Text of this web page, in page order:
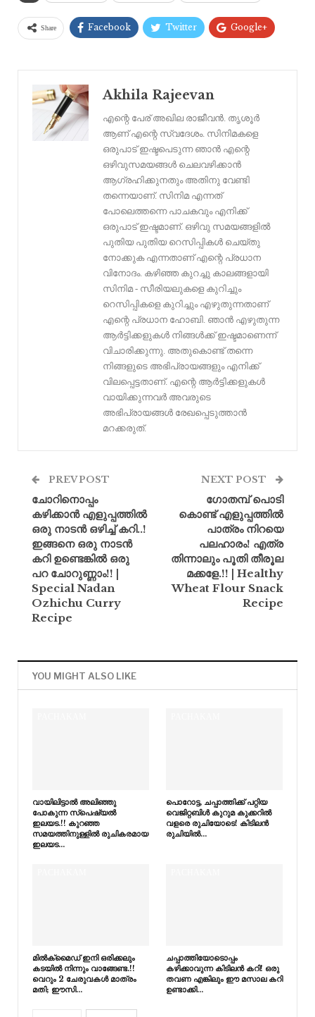
Share Facebook Twitter Google+
Akhila Rajeevan
എന്റെ പേര് അഖില രാജീവൻ. തൃശൂർ
ആണ് എന്റെ സ്വദേശം. സിനിമകളെ
ഒരുപാട് ഇഷ്ടപെടുന്ന ഞാൻ എന്റെ
ഒഴിവുസമയങ്ങൾ ചെലവഴിക്കാൻ
ആഗ്രഹിക്കുനതും അതിനു വേണ്ടി
തന്നെയാണ്. സിനിമ എന്നത്
പോലെത്തന്നെ പാചകവും എനിക്ക്
ഒരുപാട് ഇഷ്ടമാണ്. ഒഴിവു സമയങ്ങളിൽ
പുതിയ പുതിയ റെസിപ്പികൾ ചെയ്‌തു
നോക്കുക എന്നതാണ് എന്റെ പ്രധാന
വിനോദം. കഴിഞ്ഞ കുറച്ചു കാലങ്ങളായി
സിനിമ - സീരിയലുകളെ കുറിച്ചും
റെസിപ്പികളെ കുറിച്ചും എഴുതുന്നതാണ്
എന്റെ പ്രധാന ഹോബി. ഞാൻ എഴുതുന്ന
ആർട്ടിക്കളുകൾ നിങ്ങൾക്ക് ഇഷ്ടമാണെന്ന്
വിചാരിക്കുന്നു. അതുകൊണ്ട് തന്നെ
നിങ്ങളുടെ അഭിപ്രായങ്ങളും എനിക്ക്
വിലപ്പെട്ടതാണ്. എന്റെ ആർട്ടിക്കളുകൾ
വായിക്കുന്നവർ അവരുടെ
അഭിപ്രായങ്ങൾ രേഖപ്പെടുത്താൻ
മറക്കരുത്.
PREV POST
ചോറിനൊപ്പം
കഴിക്കാൻ എളുപ്പത്തിൽ
ഒരു നാടൻ ഒഴിച്ച് കറി..!
ഇങ്ങനെ ഒരു നാടൻ
കറി ഉണ്ടെങ്കിൽ ഒരു
പറ ചോറുണ്ണാം!! |
Special Nadan
Ozhichu Curry
Recipe
NEXT POST
ഗോതമ്പ് പൊടി
കൊണ്ട് എളുപ്പത്തിൽ
പാത്രം നിറയെ
പലഹാരം! എത്ര
തിന്നാലും പൂതി തീരൂല
മക്കളേ.!! | Healthy
Wheat Flour Snack
Recipe
YOU MIGHT ALSO LIKE
വായിലിട്ടാൽ അലിഞ്ഞു
പോകുന്ന സ്പെഷ്യൽ
ഇലയട.!! കുറഞ്ഞ
സമയത്തിനുള്ളിൽ രുചികരമായ
ഇലയട…
പൊറോട്ട, ചപ്പാത്തിക്ക് പറ്റിയ
വെജിറ്റബിൾ കുറുമ കുക്കറിൽ
വളരെ രുചിയോടെ! കിടിലൻ
രുചിയിൽ…
മിൽക്‌മൈഡ് ഇനി ഒരിക്കലും
കടയിൽ നിന്നും വാങ്ങേണ്ട.!!
വെറും 2 ചേരുവകൾ മാത്രം
മതി; ഈസി…
ചപ്പാത്തിയോടൊപ്പം
കഴിക്കാവുന്ന കിടിലൻ കറി! ഒരു
തവണ എങ്കിലും ഈ മസാല കറി
ഉണ്ടാക്കി…